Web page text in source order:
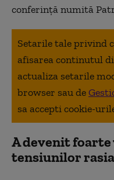
conferință numită
Setarile tale privind
afisarea continutul
actualiza setarile
browser sau de
sa accepti cookie-
A devenit foarte
tensiunilor